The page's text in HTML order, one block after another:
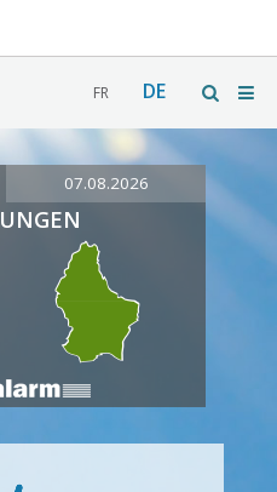
FR DE
07.08.2026